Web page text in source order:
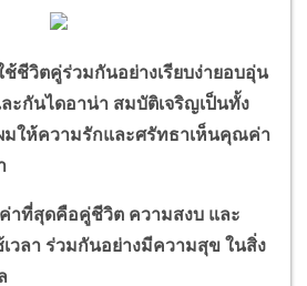
วิตคู่ร่วมกันอย่างเรียบง่ายอบอุ่น
ะกันไดอาน่า สมบัติเจริญเป็นทั้ง
มให้ความรักและศรัทธาเห็นคุณค่า
ที่สุดคือคู่ชีวิต ความสงบ และ
เวลา ร่วมกันอย่างมีความสุข ในสิ่ง